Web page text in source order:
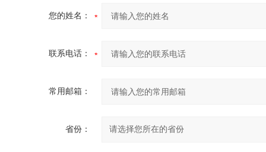
您的姓名：
联系电话：
常用邮箱：
省份：